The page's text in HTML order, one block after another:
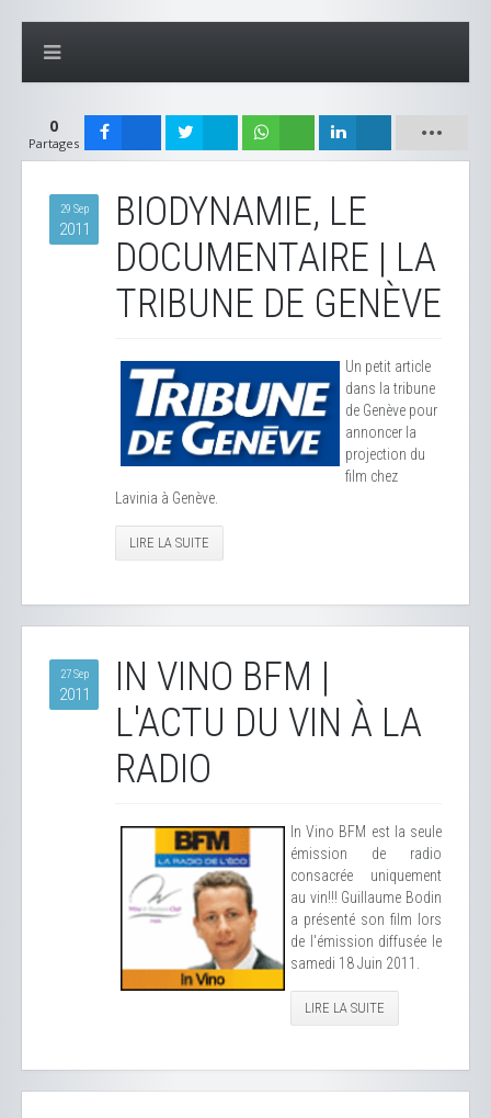
0
Partages
29 Sep
2011
BIODYNAMIE, LE
DOCUMENTAIRE | LA
TRIBUNE DE GENÈVE
Un petit article
dans la tribune
de Genève pour
annoncer la
projection du
film chez
Lavinia à Genève.
LIRE LA SUITE
27 Sep
2011
IN VINO BFM |
L'ACTU DU VIN À LA
RADIO
In Vino BFM est la seule
émission de radio
consacrée uniquement
au vin!!! Guillaume Bodin
a présenté son film lors
de l'émission diffusée le
samedi 18 Juin 2011.
LIRE LA SUITE